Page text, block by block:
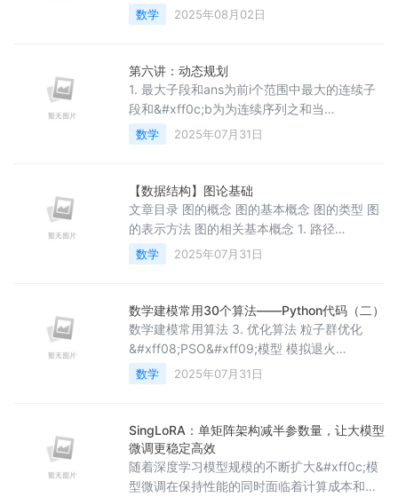
结 1. 问题引入本文前置文章&#xff1a; 【动态规
划】详解 0-1背包问题 【动态规划】详解完全
0 - 1 背包 是说&#xff1a;有 n 个物品和一个重
量为 t 的背包&#xff0c;这 n
数学 2025年08月02日
第六讲：动态规划
1. 最大子段和ans为前i个范围中最大的连续子
段和&#xff0c;b为为连续序列之和当
a&#43;b&lt;a时&#xff0c;更换为从a开始的连
续序列&#xff0c;开始寻找。#include
main() { int a, b&#61;0,
ans&#61;-1111111,n; cin &g
数学 2025年07月31日
【数据结构】图论基础
文章目录 图的概念 图的基本概念 图的类型 图
的表示方法 图的相关基本概念 1. 路径
&#xff08;Path&#xff09; 2. 连通性
&#xff08;Connectivity&#xff09; 3. 图的度
&#xff08;Subgraph&#xff09; 5. 生成树
&#xff08;Spanning Tree&#x
数学 2025年07月31日
数学建模常用30个算法——Python代码（二）
数学建模常用算法 3. 优化算法 粒子群优化
&#xff08;PSO&#xff09;模型 模拟退火
&#xff08;SA&#xff09;模型 遗传算法
&#xff08;GA&#xff09; 线性规划
&#xff08;NLP&#xff09;模型 二次规划
&#xff08;QP&#xff09;模型 4. 综合评价方法
TOPSIS综合评
数学 2025年07月31日
SingLoRA：单矩阵架构减半参数量，让大模型
微调更稳定高效
随着深度学习模型规模的不断扩大&#xff0c;模
型微调在保持性能的同时面临着计算成本和内